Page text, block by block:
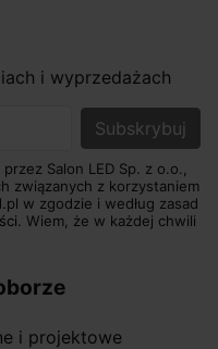
i wyprzedażach
Salon LED Sp. z o.o.,
związanych z korzystaniem
w zgodzie i według zasad
Wiem, że w każdej chwili
i projektowe